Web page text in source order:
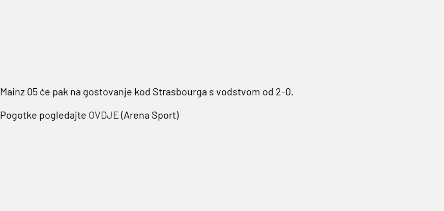
Mainz 05 će pak na gostovanje kod Strasbourga s vodstvom od 2-0.
Pogotke pogledajte OVDJE (Arena Sport)